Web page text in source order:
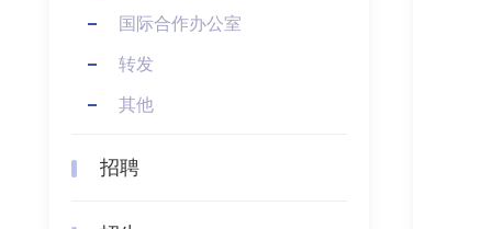
国际合作办公室
转发
其他
招聘